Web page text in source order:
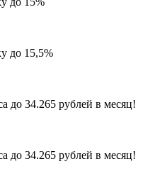
до 15,5%
до 34.265 рублей в месяц!
до 34.265 рублей в месяц!